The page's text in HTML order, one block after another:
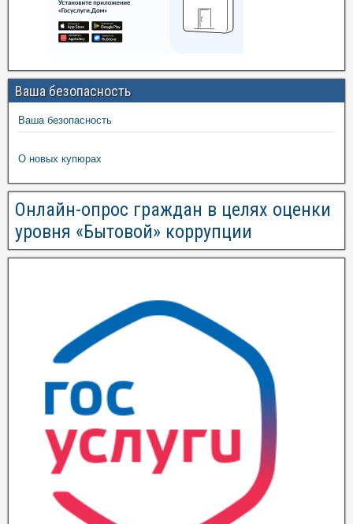
Ваша безопасность
Ваша безопасность
О новых купюрах
Онлайн-опрос граждан в целях оценки
уровня «Бытовой» коррупции